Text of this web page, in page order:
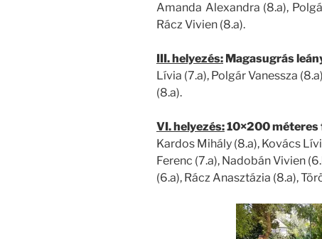
Amanda Alexandra (8.a),
Rácz Vivien (8.a).
III. helyezés: Magasugrás
Lívia (7.a), Polgár Vanessza
(8.a).
VI. helyezés:10×200 méteres
Kardos Mihály (8.a), Kovács
Ferenc (7.a), Nadobán Vivien
(6.a), Rácz Anasztázia (8.a),